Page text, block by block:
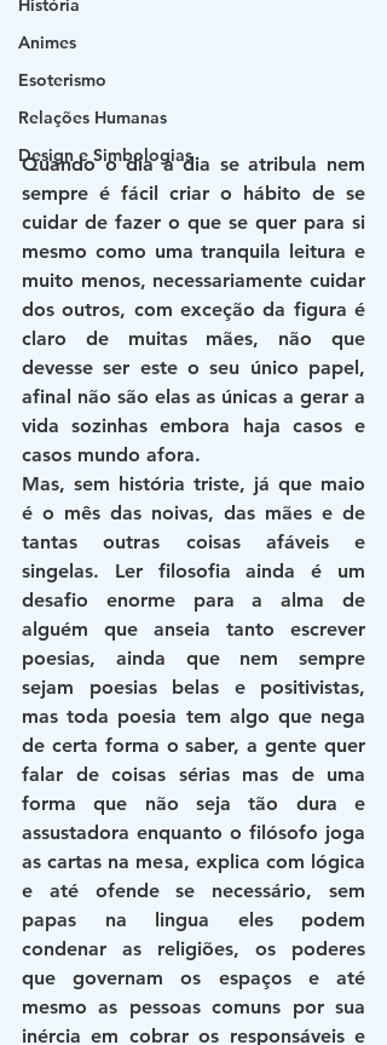
História
Animes
Esoterismo
Relações Humanas
Design e Simbologias
Quando o dia a dia se atribula nem
sempre é fácil criar o hábito de se
cuidar de fazer o que se quer para si
mesmo como uma tranquila leitura e
muito menos, necessariamente cuidar
dos outros, com exceção da figura é
claro de muitas mães, não que
devesse ser este o seu único papel,
afinal não são elas as únicas a gerar a
vida sozinhas embora haja casos e
casos mundo afora.
Mas, sem história triste, já que maio
é o mês das noivas, das mães e de
tantas outras coisas afáveis e
singelas. Ler filosofia ainda é um
desafio enorme para a alma de
alguém que anseia tanto escrever
poesias, ainda que nem sempre
sejam poesias belas e positivistas,
mas toda poesia tem algo que nega
de certa forma o saber, a gente quer
falar de coisas sérias mas de uma
forma que não seja tão dura e
assustadora enquanto o filósofo joga
as cartas na mesa, explica com lógica
e até ofende se necessário, sem
papas na lingua eles podem
condenar as religiões, os poderes
que governam os espaços e até
mesmo as pessoas comuns por sua
inércia em cobrar os responsáveis e